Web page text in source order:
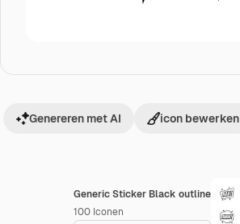
Generic Sticker Black outline
100 Iconen
Genereren met AI icon bewerken